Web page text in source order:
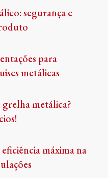
segurança e
para
metálicas
metálica?
máxima na